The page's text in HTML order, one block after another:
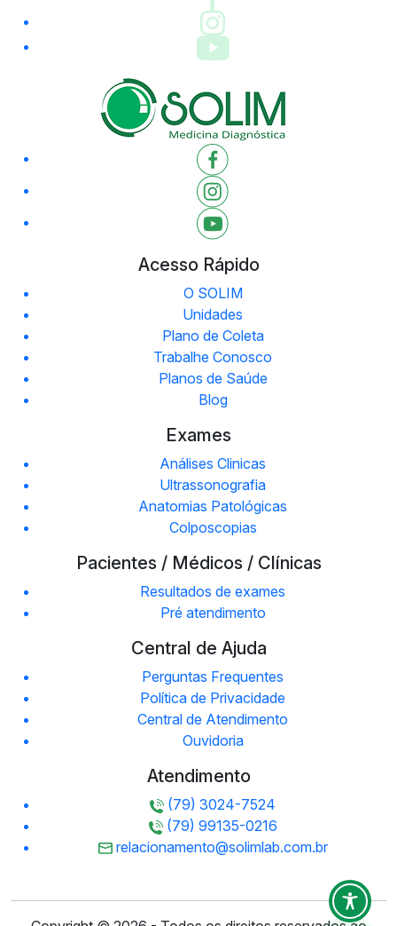
Acesso Rápido
O SOLIM
Unidades
Plano de Coleta
Trabalhe Conosco
Planos de Saúde
Blog
Exames
Análises Clinicas
Ultrassonografia
Anatomias Patológicas
Colposcopias
Pacientes / Médicos / Clínicas
Resultados de exames
Pré atendimento
Central de Ajuda
Perguntas Frequentes
Política de Privacidade
Central de Atendimento
Ouvidoria
Atendimento
(79) 3024-7524
(79) 99135-0216
relacionamento@solimlab.com.br